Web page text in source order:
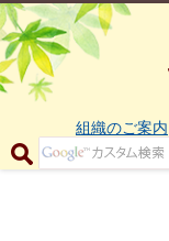
組織のご案内